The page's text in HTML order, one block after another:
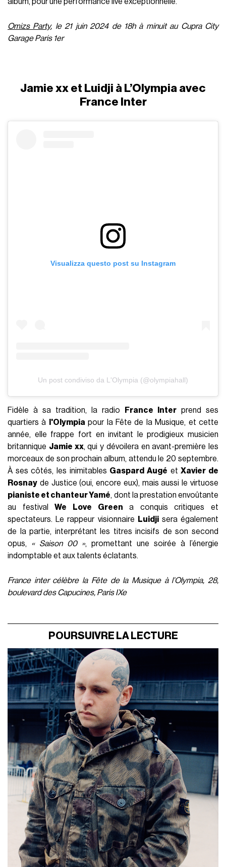
Omizs Party, le 21 juin 2024 de 18h à minuit au Cupra City
Garage Paris 1er
Jamie xx et Luidji à L’Olympia avec
France Inter
Visualizza questo post su Instagram
Un post condiviso da L'Olympia (@olympiahall)
Fidèle à sa tradition, la radio France Inter prend ses
quartiers à
l'Olympia pour la Fête de la Musique, et cette
année, elle frappe fort en invitant le prodigieux musicien
britannique Jamie xx, qui y dévoilera en avant-première les
morceaux de son prochain album, attendu le 20 septembre.
À ses côtés, les inimitables Gaspard Augé etXavier de
Rosnay de Justice (oui, encore eux), mais aussi le virtuose
pianiste et chanteur Yamé, dont la prestation envoûtante
au festivalWe Love Green a conquis critiques et
spectateurs. Le rappeur visionnaire
Luidjisera également
de la partie, interprétant les titres incisifs de son second
opus, « Saison 00 », promettant une soirée à l’énergie
indomptable et aux talents éclatants.
France inter célèbre la Fête de la Musique à l’Olympia, 28,
boulevard des Capucines, Paris IXe
POURSUIVRE LA LECTURE